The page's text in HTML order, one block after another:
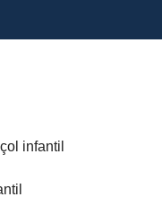
infantil